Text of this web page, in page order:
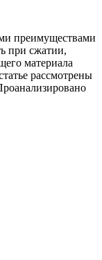
преимуществами
при сжатии,
материала
рассмотрены